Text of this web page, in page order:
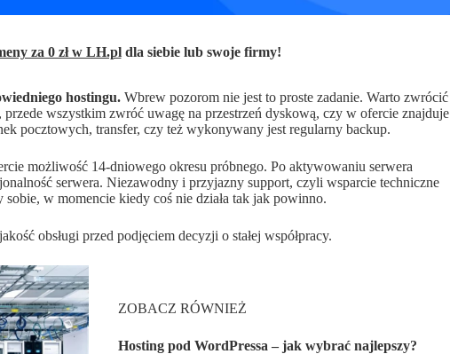
za 0 zł w LH.pldla siebie lub swoje firmy!
hostingu. Wbrew pozorom nie jest to proste zadanie. Warto zwrócić
wszystkim zwróć uwagę na przestrzeń dyskową, czy w ofercie znajduje
pocztowych, transfer, czy też wykonywany jest regularny backup.
możliwość 14-dniowego okresu próbnego. Po aktywowaniu serwera
serwera. Niezawodny i przyjazny support, czyli wsparcie techniczne
w momencie kiedy coś nie działa tak jak powinno.
obsługi przed podjęciem decyzji o stałej współpracy.
ZOBACZ RÓWNIEŻ
Hosting pod WordPressa – jak wybrać najlepszy?